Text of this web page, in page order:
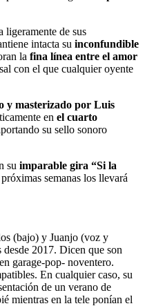
ligeramente de sus
intacta su inconfundible
la fina línea entre el amor
con el que cualquier oyente
y masterizado por Luis
en el cuarto
su sello sonoro
su imparable gira “Si la
semanas los llevará
(bajo) y Juanjo (voz y
2017. Dicen que son
garage-pop- noventero.
En cualquier caso, su
de un verano de
mientras en la tele ponían el